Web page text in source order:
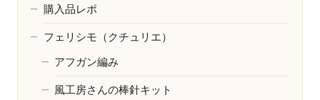
購入品レポ
フェリシモ（クチュリエ）
アフガン編み
風工房さんの棒針キット